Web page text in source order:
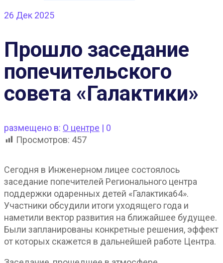
26 Дек 2025
Прошло заседание
попечительского
совета «Галактики»
размещено в: О центре | 0
Просмотров: 457
Сегодня в Инженерном лицее состоялось
заседание попечителей Регионального центра
поддержки одаренных детей «Галактика64».
Участники обсудили итоги уходящего года и
наметили вектор развития на ближайшее будущее.
Были запланированы конкретные решения, эффект
от которых скажется в дальнейшей работе Центра.